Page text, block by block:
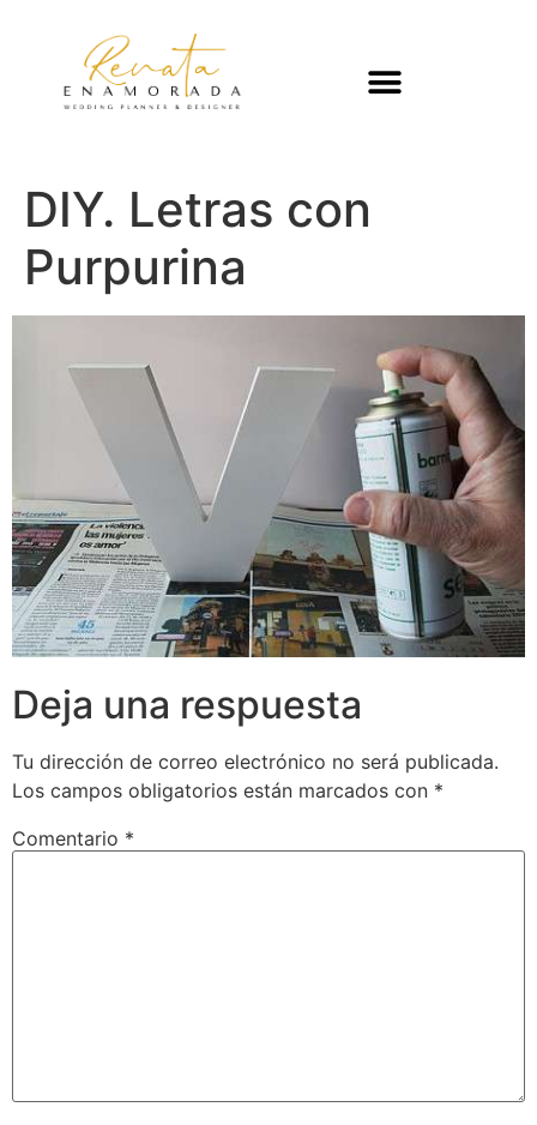
DIY. Letras con
Purpurina
Deja una respuesta
Tu dirección de correo electrónico no será publicada.
Los campos obligatorios están marcados con *
Comentario *